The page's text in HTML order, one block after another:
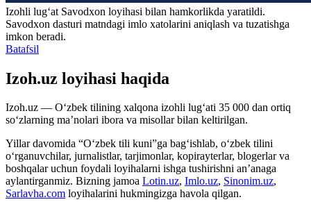
Izohli lugʻat Savodxon loyihasi bilan hamkorlikda yaratildi.
Savodxon dasturi matndagi imlo xatolarini aniqlash va tuzatishga
imkon beradi.
Batafsil
Izoh.uz loyihasi haqida
Izoh.uz — O‘zbek tilining xalqona izohli lug‘ati 35 000 dan ortiq
so‘zlarning ma’nolari ibora va misollar bilan keltirilgan.
Yillar davomida “O‘zbek tili kuni”ga bag‘ishlab, o‘zbek tilini
o‘rganuvchilar, jurnalistlar, tarjimonlar, kopirayterlar, blogerlar va
boshqalar uchun foydali loyihalarni ishga tushirishni an’anaga
aylantirganmiz. Bizning jamoa Lotin.uz, Imlo.uz, Sinonim.uz,
Sarlavha.com loyihalarini hukmingizga havola qilgan.